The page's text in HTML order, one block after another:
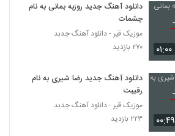
Juno Halghe Moohat)
۲۳۵ بازدید
موزیک زیبای چه خوب از سعید بزمی پور
۲۸۳ بازدید
۰۱:۰۰
دانلود آهنگ جدید روزبه بمانی به نام
چشمات
موزیک قیر - دانلود آهنگ جدبد
۲۷۰ بازدید
۰۰:۴۹
دانلود آهنگ جدید رضا شیری به نام
رقیبت
موزیک قیر - دانلود آهنگ جدبد
۲۲۳ بازدید